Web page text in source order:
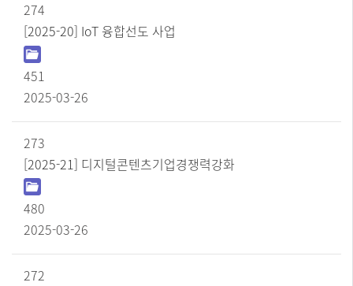
274
[2025-20] IoT 융합선도 사업
451
2025-03-26
273
[2025-21] 디지털콘텐츠기업경쟁력강화
480
2025-03-26
272